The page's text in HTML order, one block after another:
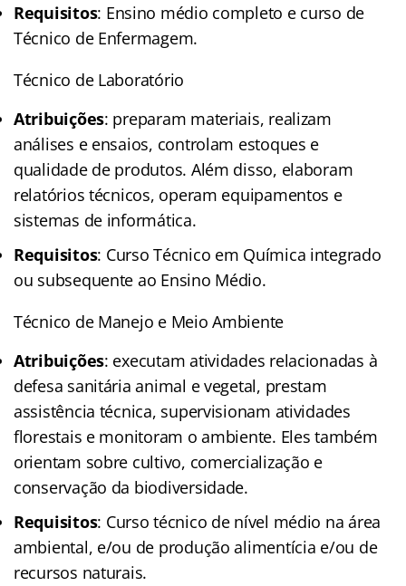
Requisitos: Ensino médio completo e curso de
Técnico de Enfermagem.
Técnico de Laboratório
Atribuições: preparam materiais, realizam
análises e ensaios, controlam estoques e
qualidade de produtos. Além disso, elaboram
relatórios técnicos, operam equipamentos e
sistemas de informática.
Requisitos: Curso Técnico em Química integrado
ou subsequente ao Ensino Médio.
Técnico de Manejo e Meio Ambiente
Atribuições: executam atividades relacionadas à
defesa sanitária animal e vegetal, prestam
assistência técnica, supervisionam atividades
florestais e monitoram o ambiente. Eles também
orientam sobre cultivo, comercialização e
conservação da biodiversidade.
Requisitos: Curso técnico de nível médio na área
ambiental, e/ou de produção alimentícia e/ou de
recursos naturais.